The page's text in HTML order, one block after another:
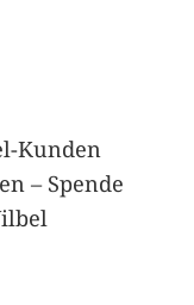
Kunden
– Spende